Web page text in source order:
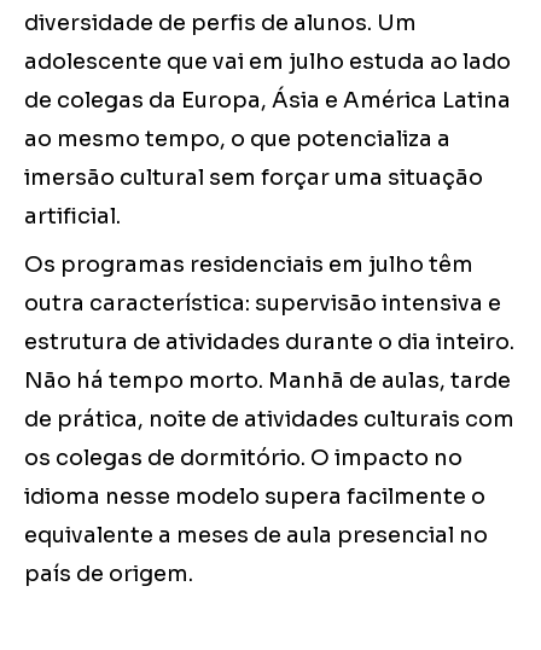
diversidade de perfis de alunos. Um
adolescente que vai em julho estuda ao lado
de colegas da Europa, Ásia e América Latina
ao mesmo tempo, o que potencializa a
imersão cultural sem forçar uma situação
artificial.
Os programas residenciais em julho têm
outra característica: supervisão intensiva e
estrutura de atividades durante o dia inteiro.
Não há tempo morto. Manhã de aulas, tarde
de prática, noite de atividades culturais com
os colegas de dormitório. O impacto no
idioma nesse modelo supera facilmente o
equivalente a meses de aula presencial no
país de origem.